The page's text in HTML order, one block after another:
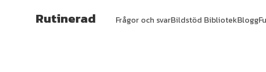
Rutinerad Frågor och svarBildstöd BibliotekBlogg